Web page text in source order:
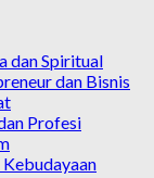
dan Spiritual
dan Bisnis
Profesi
Kebudayaan